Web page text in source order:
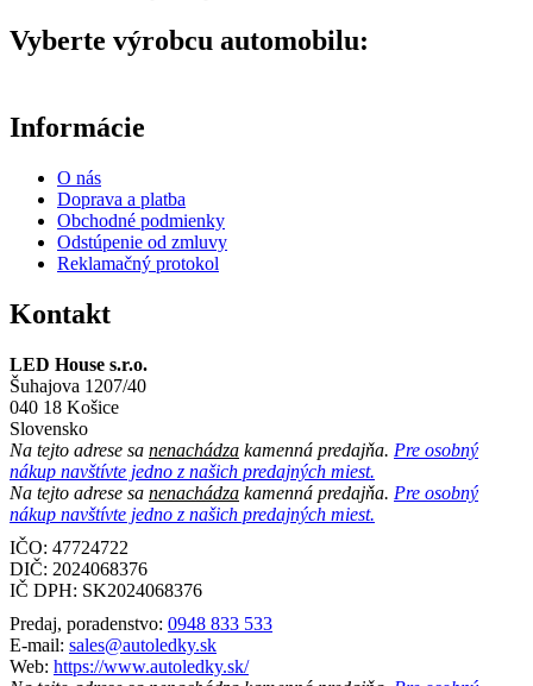
Vyberte výrobcu automobilu:
Informácie
O nás
Doprava a platba
Obchodné podmienky
Odstúpenie od zmluvy
Reklamačný protokol
Kontakt
LED House s.r.o.
Šuhajova 1207/40
040 18 Košice
Slovensko
Na tejto adrese sa nenachádza kamenná predajňa. Pre osobný
nákup navštívte jedno z našich predajných miest.
Na tejto adrese sa nenachádza kamenná predajňa. Pre osobný
nákup navštívte jedno z našich predajných miest.
IČO: 47724722
DIČ: 2024068376
IČ DPH: SK2024068376
Predaj, poradenstvo: 0948 833 533
E-mail: sales@autoledky.sk
Web: https://www.autoledky.sk/